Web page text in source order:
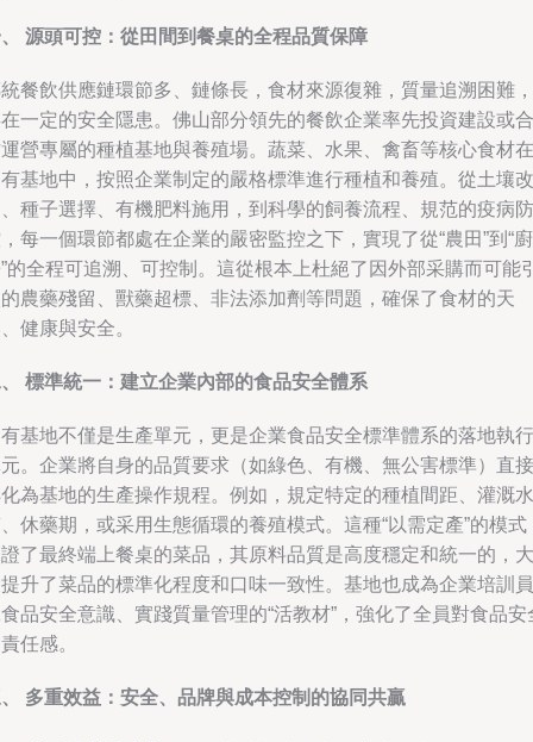
源頭可控：從田間到餐桌的全程品質保障
餐飲供應鏈環節多、鏈條長，食材來源復雜，質量追溯困難，
一定的安全隱患。佛山部分領先的餐飲企業率先投資建設或合
營專屬的種植基地與養殖場。蔬菜、水果、禽畜等核心食材在
基地中，按照企業制定的嚴格標準進行種植和養殖。從土壤改
種子選擇、有機肥料施用，到科學的飼養流程、規范的疫病防
每一個環節都處在企業的嚴密監控之下，實現了從“農田”到“廚
的全程可追溯、可控制。這從根本上杜絕了因外部采購而可能
農藥殘留、獸藥超標、非法添加劑等問題，確保了食材的天
健康與安全。
標準統一：建立企業內部的食品安全體系
基地不僅是生產單元，更是企業食品安全標準體系的落地執行
。企業將自身的品質要求（如綠色、有機、無公害標準）直接
為基地的生產操作規程。例如，規定特定的種植間距、灌溉水
休藥期，或采用生態循環的養殖模式。這種“以需定產”的模式
了最終端上餐桌的菜品，其原料品質是高度穩定和統一的，大
升了菜品的標準化程度和口味一致性。基地也成為企業培訓員
品安全意識、實踐質量管理的“活教材”，強化了全員對食品安
任感。
多重效益：安全、品牌與成本控制的協同共贏